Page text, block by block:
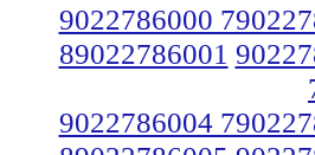
9022786000
89022786001
9022786004